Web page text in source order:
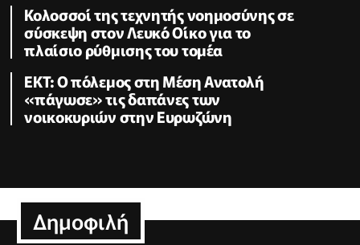
Κολοσσοί της τεχνητής νοημοσύνης σε
σύσκεψη στον Λευκό Οίκο για το
πλαίσιο ρύθμισης του τομέα
ΕΚΤ: Ο πόλεμος στη Μέση Ανατολή
«πάγωσε» τις δαπάνες των
νοικοκυριών στην Ευρωζώνη
Δημοφιλή